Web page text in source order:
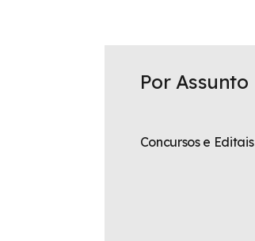
Por Assunto
Concursos e Editais